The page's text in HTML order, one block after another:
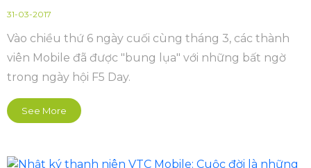
31-03-2017
Vào chiều thứ 6 ngày cuối cùng tháng 3, các thành
viên Mobile đã được "bung lụa" với những bất ngờ
trong ngày hội F5 Day.
See More